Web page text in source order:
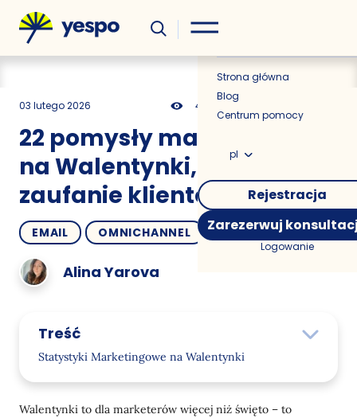
Aktualności
Strona główna
Blog
Centrum pomocy
pl
Rejestracja
Zarezerwuj
Logowanie
03 lutego 2026 449
EMAIL OMNICHANNEL POMYSŁY
22 pomysły marketingowe
na Walentynki, aby zdobyć
zaufanie klientów
Alina Yarova
Treść
Statystyki Marketingowe na Walentynki
17 Najlepszych Pomysłów Marketingowych na
Walentynki w Tym Roku
Walentynki to dla marketerów więcej niż święto – to